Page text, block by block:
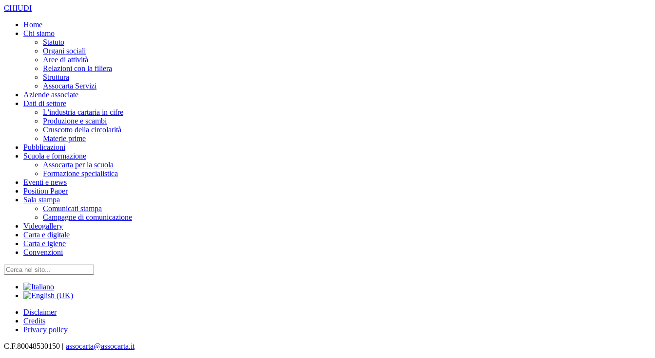
CHIUDI
Home
Chi siamo
Statuto
Organi sociali
Aree di attività
Relazioni con la filiera
Struttura
Assocarta Servizi
Aziende associate
Dati di settore
L'industria cartaria in cifre
Produzione e scambi
Cruscotto della circolarità
Materie prime
Pubblicazioni
Scuola e formazione
Assocarta per la scuola
Formazione specialistica
Eventi e news
Position Paper
Sala stampa
Comunicati stampa
Campagne di comunicazione
Videogallery
Carta e digitale
Carta e igiene
Convenzioni
Disclaimer
Credits
Privacy policy
C.F.80048530150 | assocarta@assocarta.it